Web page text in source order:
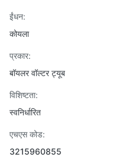
ईंधन:
कोयला
प्रकार:
बॉयलर वॉल्टर ट्यूब
विशिष्टता:
स्वनिर्धारित
एचएस कोड:
3215960855